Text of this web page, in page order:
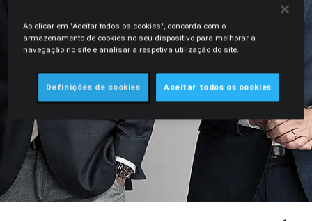
Ao clicar em "Aceitar todos os cookies", concorda com o
armazenamento de cookies no seu dispositivo para melhorar a
navegação no site e analisar a respetiva utilização do site.
Definições de cookies Aceitar todos os cookies